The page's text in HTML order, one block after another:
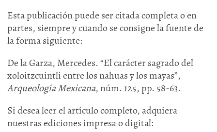
Esta publicación puede ser citada completa o en
partes, siempre y cuando se consigne la fuente de
la forma siguiente:
De la Garza, Mercedes. “El carácter sagrado del
xoloitzcuintli entre los nahuas y los mayas”,
Arqueología Mexicana, núm. 125, pp. 58-63.
Si desea leer el artículo completo, adquiera
nuestras ediciones impresa o digital: